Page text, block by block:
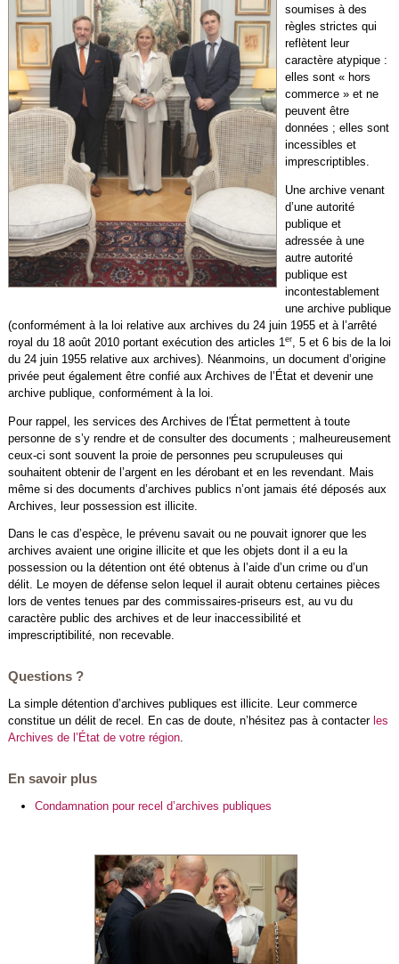
soumises à des
règles strictes qui
reflètent leur
caractère atypique :
elles sont « hors
commerce » et ne
peuvent être
données ; elles sont
incessibles et
imprescriptibles.
Une archive venant
d’une autorité
publique et
adressée à une
autre autorité
publique est
incontestablement
une archive publique
(conformément à la loi relative aux archives du 24 juin 1955 et à l’arrêté
royal du 18 août 2010 portant exécution des articles 1 er, 5 et 6 bis de la loi
du 24 juin 1955 relative aux archives). Néanmoins, un document d’origine
privée peut également être confié aux Archives de l’État et devenir une
archive publique, conformément à la loi.
Pour rappel, les services des Archives de l'État permettent à toute
personne de s’y rendre et de consulter des documents ; malheureusement
ceux-ci sont souvent la proie de personnes peu scrupuleuses qui
souhaitent obtenir de l’argent en les dérobant et en les revendant. Mais
même si des documents d’archives publics n’ont jamais été déposés aux
Archives, leur possession est illicite.
Dans le cas d’espèce, le prévenu savait ou ne pouvait ignorer que les
archives avaient une origine illicite et que les objets dont il a eu la
possession ou la détention ont été obtenus à l’aide d’un crime ou d’un
délit. Le moyen de défense selon lequel il aurait obtenu certaines pièces
lors de ventes tenues par des commissaires-priseurs est, au vu du
caractère public des archives et de leur inaccessibilité et
imprescriptibilité, non recevable.
Questions ?
La simple détention d’archives publiques est illicite. Leur commerce
constitue un délit de recel. En cas de doute, n’hésitez pas à contacter les
Archives de l’État de votre région.
En savoir plus
Condamnation pour recel d’archives publiques